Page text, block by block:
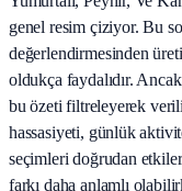
genel resim çiziyor. Bu
değerlendirmesinden
oldukça faydalıdır.
bu özeti filtreleyerek
hassasiyeti, günlük
seçimleri doğrudan
farkı daha anlamlı